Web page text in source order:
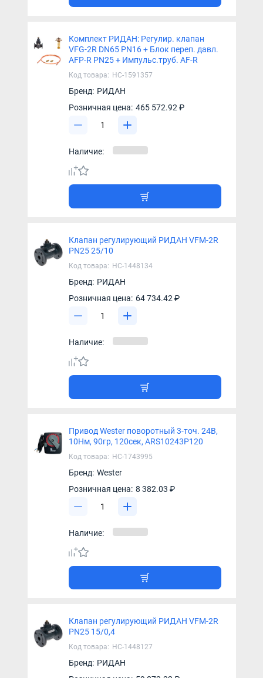
Комплект РИДАН: Регулир. клапан
VFG-2R DN65 PN16 + Блок переп. давл.
AFP-R PN25 + Импульс.труб. AF-R
Код товара: НС-1591357
Бренд: РИДАН
Розничная цена: 465 572.92 ₽
Наличие:
Клапан регулирующий РИДАН VFM-2R
PN25 25/10
Код товара: НС-1448134
Бренд: РИДАН
Розничная цена: 64 734.42 ₽
Наличие:
Привод Wester поворотный 3-точ. 24В,
10Нм, 90гр, 120сек, ARS10243P120
Код товара: НС-1743995
Бренд: Wester
Розничная цена: 8 382.03 ₽
Наличие:
Клапан регулирующий РИДАН VFM-2R
PN25 15/0,4
Код товара: НС-1448127
Бренд: РИДАН